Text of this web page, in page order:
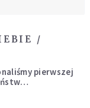
/
pierwszej
jak